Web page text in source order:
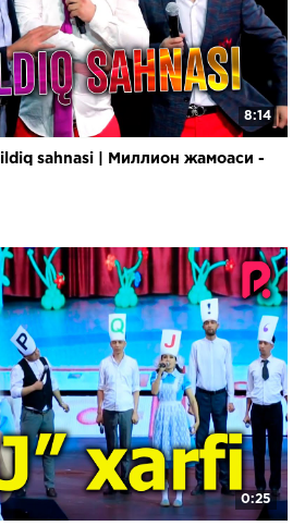
8:14
sahnasi | Миллион жамоаси -
0:25